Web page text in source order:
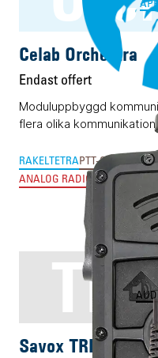
Celab Orchestra
Endast offert
Moduluppbyggd
flera olika
RAKELTETRA PTT-OVER-
ANALOG
Savox TRICS C4